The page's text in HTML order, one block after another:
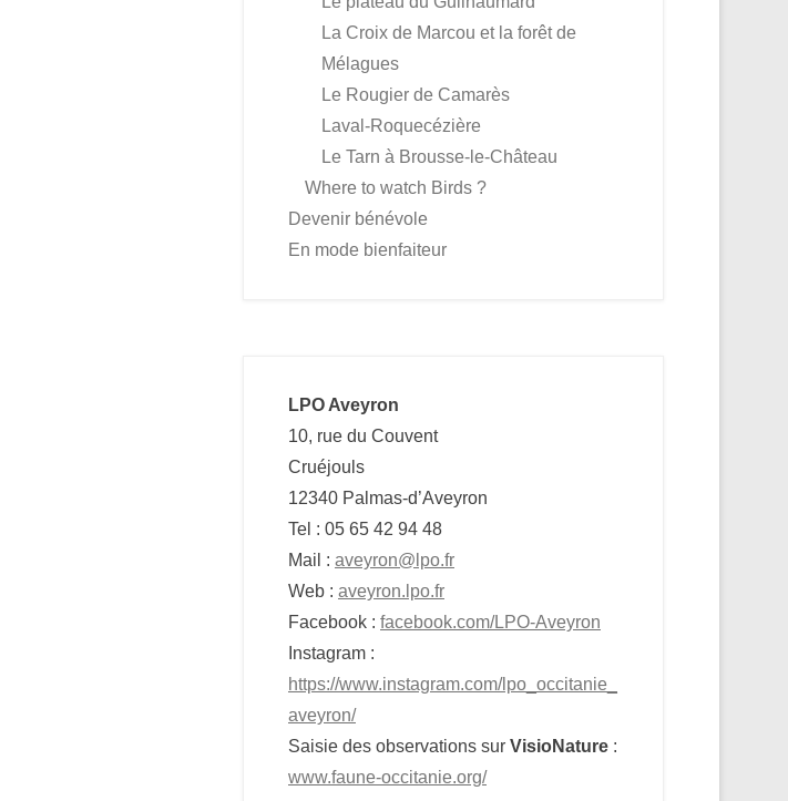
La Croix de Marcou et la forêt de
Mélagues
Le Rougier de Camarès
Laval-Roquecézière
Le Tarn à Brousse-le-Château
Where to watch Birds ?
Devenir bénévole
En mode bienfaiteur
LPO Aveyron
10, rue du Couvent
Cruéjouls
12340 Palmas-d’Aveyron
Tel : 05 65 42 94 48
Mail : aveyron@lpo.fr
Web : aveyron.lpo.fr
Facebook : facebook.com/LPO-Aveyron
Instagram :
https://www.instagram.com/lpo_occitanie_
aveyron/
Saisie des observations sur VisioNature :
www.faune-occitanie.org/